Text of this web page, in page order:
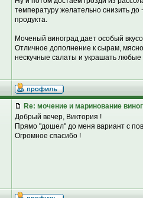
температуру желательно снизить
продукта.
Моченый виноград дает особый
Отличное дополнение к сырам,
нескучные салаты и украшать
Re: мочение и маринование
Добрый вечер, Виктория !
Прямо "дошел" до меня вариант с
Огромное спасибо !